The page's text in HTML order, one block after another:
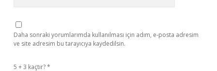
Daha sonraki yorumlarımda kullanılması için adım, e-posta adresim
ve site adresim bu tarayıcıya kaydedilsin.
5 + 3 kaçtır?*